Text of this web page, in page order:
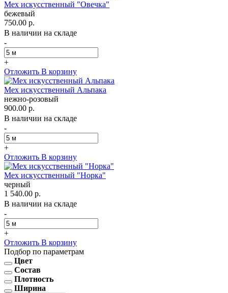
Мех искусственный "Овечка"
бежевый
750.00 р.
В наличии на складе
-
+
Отложить В корзину
Мех искусственный Альпака
нежно-розовый
900.00 р.
В наличии на складе
-
+
Отложить В корзину
Мех искусственный "Норка"
черный
1 540.00 р.
В наличии на складе
-
+
Отложить В корзину
Подбор по параметрам
Цвет
Состав
Плотность
Ширина